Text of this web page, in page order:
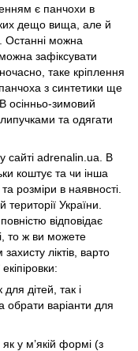
є панчохи в
дещо вища, але й
Останні можна
зафіксувати
таке кріплення
з синтетики ще
осінньо-зимовий
та одягати
сайті adrenalin.ua. В
коштує та чи інша
розміри в наявності.
України.
відповідає
то ж ви можете
ліктів, варто
дітей, так і
варіанти для
у м’якій формі (з